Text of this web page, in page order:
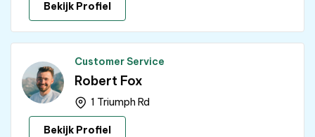
Bekijk Profiel
Customer Service
Robert Fox
1 Triumph Rd
Bekijk Profiel